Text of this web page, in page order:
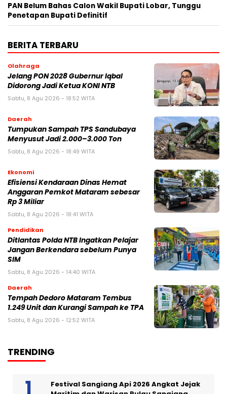
PAN Belum Bahas Calon Wakil Bupati Lobar, Tunggu
Penetapan Bupati Definitif
BERITA TERBARU
Olahraga
Jelang PON 2028 Gubernur Iqbal
Didorong Jadi Ketua KONI NTB
Sabtu, 8 Agu 2026 - 18:52 WITA
Daerah
Tumpukan Sampah TPS Sandubaya
Menyusut Jadi 2.000–3.000 Ton
Sabtu, 8 Agu 2026 - 18:49 WITA
Ekonomi
Efisiensi Kendaraan Dinas Hemat
Anggaran Pemkot Mataram sebesar
Rp 3 Miliar
Sabtu, 8 Agu 2026 - 18:41 WITA
Pendidikan
Ditlantas Polda NTB Ingatkan Pelajar
Jangan Berkendara sebelum Punya
SIM
Sabtu, 8 Agu 2026 - 14:40 WITA
Daerah
Tempah Dedoro Mataram Tembus
1.249 Unit dan Kurangi Sampah ke TPA
Sabtu, 8 Agu 2026 - 12:52 WITA
TRENDING
Festival Sangiang Api 2026 Angkat Jejak